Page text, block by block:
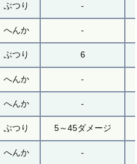
ぶつり -
へんか -
ぶつり 6
へんか -
へんか -
ぶつり 5～45ダメージ
へんか -